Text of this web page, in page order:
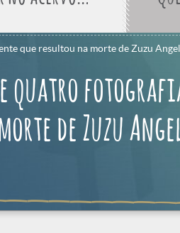
que resultou na morte de Zuzu
quatro
de Zuzu